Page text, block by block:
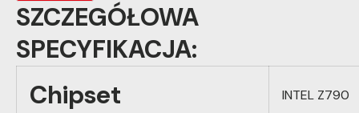
SZCZEGÓŁOWA
SPECYFIKACJA:
Chipset
INTEL Z790